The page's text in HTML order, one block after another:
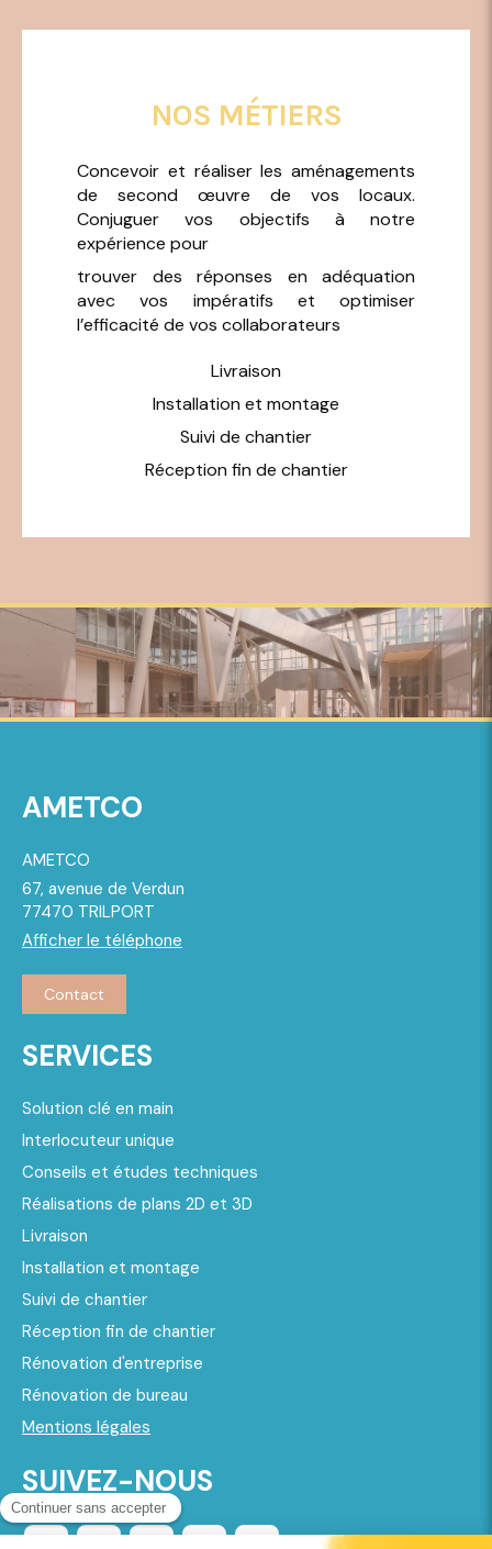
NOS MÉTIERS
Concevoir et réaliser les aménagements
de second œuvre de vos locaux.
Conjuguer vos objectifs à notre
expérience pour
trouver des réponses en adéquation
avec vos impératifs et optimiser
l’efficacité de vos collaborateurs
Livraison
Installation et montage
Suivi de chantier
Réception fin de chantier
AMETCO
AMETCO
67, avenue de Verdun
77470 TRILPORT
Afficher le téléphone
Contact
SERVICES
Solution clé en main
Interlocuteur unique
Conseils et études techniques
Réalisations de plans 2D et 3D
Livraison
Installation et montage
Suivi de chantier
Réception fin de chantier
Rénovation d'entreprise
Rénovation de bureau
Mentions légales
SUIVEZ-NOUS